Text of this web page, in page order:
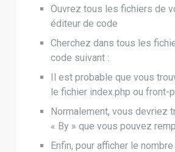
Ouvrez tous les fichiers de
éditeur de code
Cherchez dans tous les
code suivant :
Il est probable que vous
le fichier index.php ou front-
Normalement, vous devriez
« By » que vous pouvez
Enfin, pour afficher le